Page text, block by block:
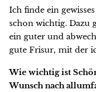
Ich finde ein
schon wichtig. Dazu
ein guter und
gute Frisur, mit der
Wie wichtig ist
Wunsch nach